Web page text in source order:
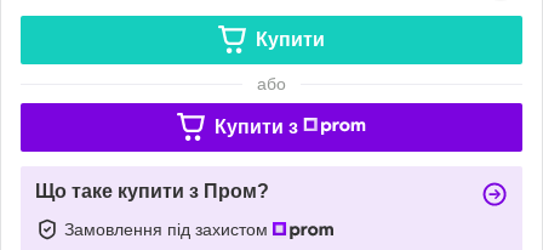
Купити
або
Купити з
Що таке купити з Пром?
Замовлення під захистом